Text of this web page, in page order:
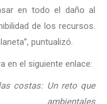
en todo el daño al
de los recursos.
puntualizó.
en el siguiente enlace:
costas: Un reto que